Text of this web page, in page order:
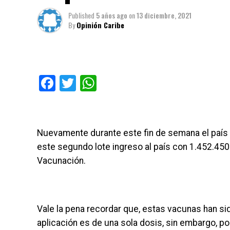
Published 5 años ago on13 diciembre, 2021
ByOpinión Caribe
Facebook
Twitter
Nuevamente durante este fin de semana el
este segundo lote ingreso al país con
Vacunación.
Vale la pena recordar que, estas vacunas han
aplicación es de una sola dosis, sin embargo,